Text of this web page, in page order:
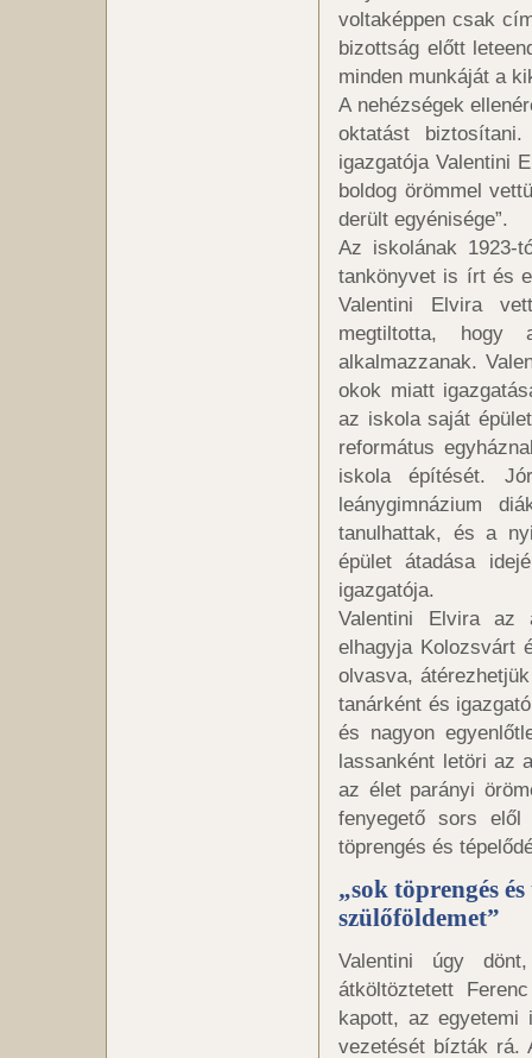
voltaképpen csak
bizottság előtt
minden munkáját a
A nehézségek
oktatást
igazgatója Valentini
boldog örömmel
derült egyénisége”.
Az iskolának 1923-
tankönyvet is írt és
Valentini Elvira
megtiltotta, hogy
alkalmazzanak.
okok miatt
az iskola saját
református
iskola építését.
leánygimnázium
tanulhattak, és a
épület átadása
igazgatója.
Valentini Elvira az
elhagyja Kolozsvárt
olvasva,
tanárként és
és nagyon
lassanként letöri az
az élet parányi
fenyegető sors
töprengés és
„sok töprengés
szülőföldemet”
Valentini úgy
átköltöztetett
kapott, az egyetemi
vezetését bízták rá.